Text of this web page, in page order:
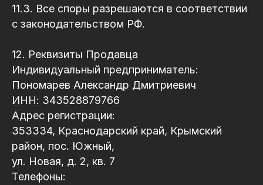
11.3. Все споры разрешаются в соответствии
с законодательством РФ.
12. Реквизиты Продавца
Индивидуальный предприниматель:
Пономарев Александр Дмитриевич
ИНН: 343528879766
Адрес регистрации:
353334, Краснодарский край, Крымский
район, пос. Южный,
ул. Новая, д. 2, кв. 7
Телефоны:
Политика конфиденциальности
Публичная оферта